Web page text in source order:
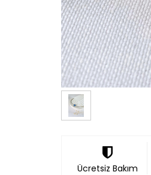
Ücretsiz Bakım